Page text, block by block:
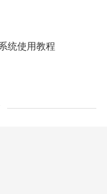
统使用教程